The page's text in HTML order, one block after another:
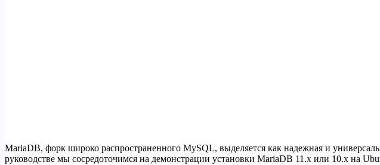
MariaDB, форк широко распространенного MySQL, выделяется как надежная и
руководстве мы сосредоточимся на демонстрации установки MariaDB 11.x или 10.x на